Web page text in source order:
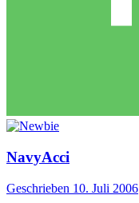
NavyAcci
Geschrieben 10. Juli 2006